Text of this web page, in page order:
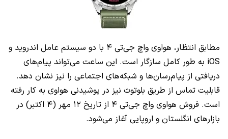
مطابق انتظار، هواوی واچ جی‌تی ۴ با دو سیستم عامل اندروید و
iOS به طور کامل سازگار است. این ساعت می‌تواند پیام‌های
دریافتی از پیام‌رسان‌ها و شبکه‌های اجتماعی را نیز نشان دهد.
قابلیت تماس از طریق بلوتوث نیز در پوشیدنی هواوی به کار رفته
است. فروش هواوی واچ جی‌تی ۴ از تاریخ ۱۲ مهر (۴ اکتبر) در
بازارهای انگلستان و اروپایی آغاز می‌شود.